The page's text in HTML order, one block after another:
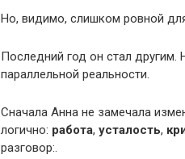
Но, видимо, слишком ровной
Последний год он стал другим.
параллельной реальности.
Сначала Анна не замечала
логично: работа, усталость,
разговор:.